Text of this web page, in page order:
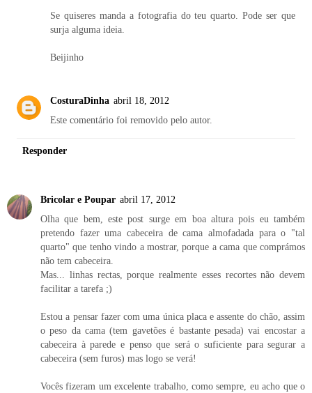
Se quiseres manda a fotografia do teu quarto. Pode ser que
surja alguma ideia.
Beijinho
CosturaDinha abril 18, 2012
Este comentário foi removido pelo autor.
Responder
Bricolar e Poupar abril 17, 2012
Olha que bem, este post surge em boa altura pois eu também
pretendo fazer uma cabeceira de cama almofadada para o "tal
quarto" que tenho vindo a mostrar, porque a cama que comprámos
não tem cabeceira.
Mas... linhas rectas, porque realmente esses recortes não devem
facilitar a tarefa ;)
Estou a pensar fazer com uma única placa e assente do chão, assim
o peso da cama (tem gavetões é bastante pesada) vai encostar a
cabeceira à parede e penso que será o suficiente para segurar a
cabeceira (sem furos) mas logo se verá!
Vocês fizeram um excelente trabalho, como sempre, eu acho que o